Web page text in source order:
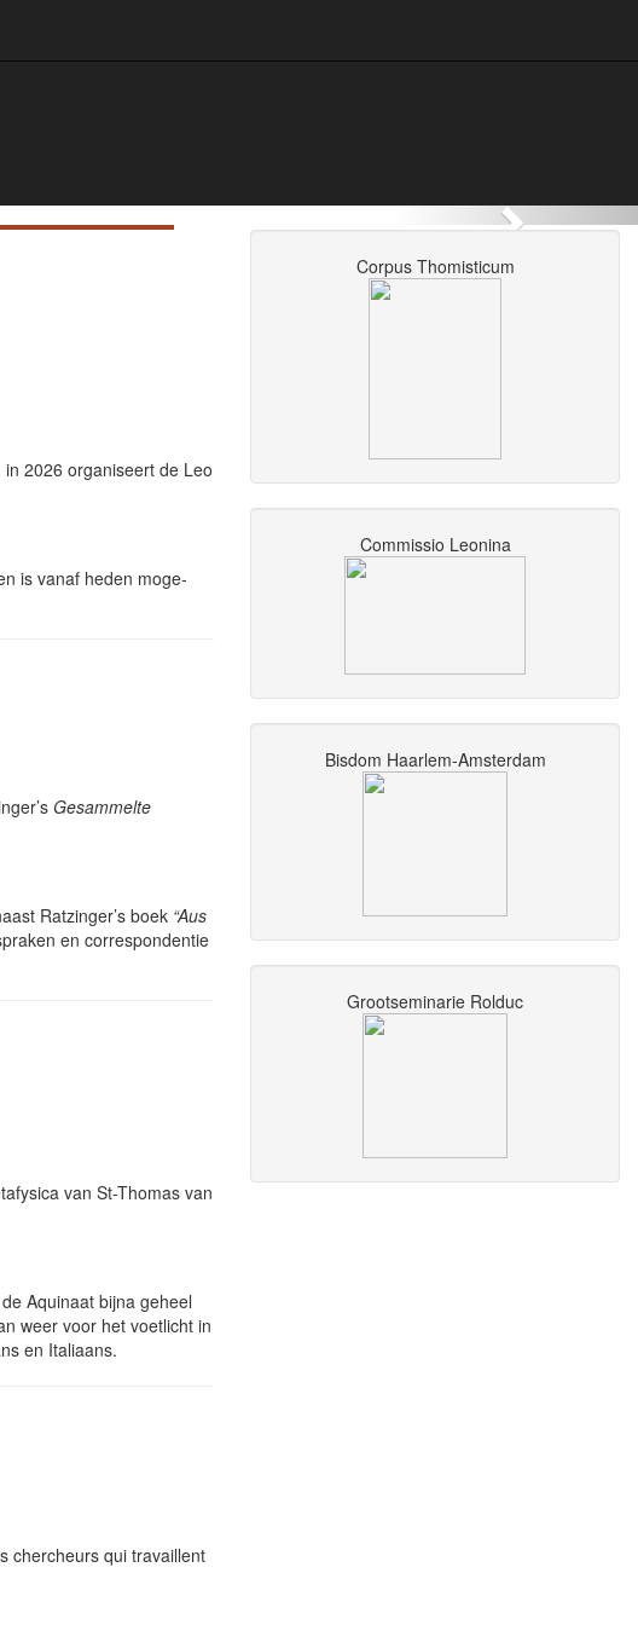
Next
2026 or­ga­ni­seert de Leo
is vanaf heden moge­
Gesammelte
Ratzin­ger’s boek “Aus
en corres­pon­dentie
van St-Thomas van
Aquinaat bijna geheel
weer voor het voetlicht in
en Ita­li­aans.
chercheurs qui travaillent
Corpus Thomisticum
Commissio Leonina
Bisdom Haarlem-Amsterdam
Grootseminarie Rolduc